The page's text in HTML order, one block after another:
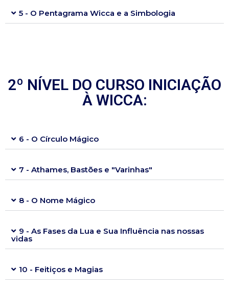
5 - O Pentagrama Wicca e a Simbologia
2º NÍVEL DO CURSO INICIAÇÃO
À WICCA:
6 - O Círculo Mágico
7 - Athames, Bastões e "Varinhas"
8 - O Nome Mágico
9 - As Fases da Lua e Sua Influência nas nossas
vidas
10 - Feitiços e Magias